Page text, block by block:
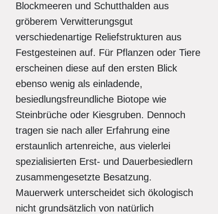
Blockmeeren und Schutthalden aus
gröberem Verwitterungsgut
verschiedenartige Reliefstrukturen aus
Festgesteinen auf. Für Pflanzen oder Tiere
erscheinen diese auf den ersten Blick
ebenso wenig als einladende,
besiedlungsfreundliche Biotope wie
Steinbrüche oder Kiesgruben. Dennoch
tragen sie nach aller Erfahrung eine
erstaunlich artenreiche, aus vielerlei
spezialisierten Erst- und Dauerbesiedlern
zusammengesetzte Besatzung.
Mauerwerk unterscheidet sich ökologisch
nicht grundsätzlich von natürlich